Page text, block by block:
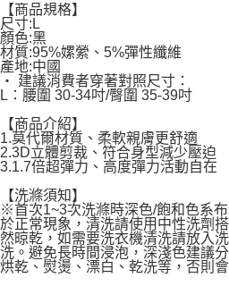
每筆NT$60，滿NT$599(含以上)免運費
宅配
每筆NT$120，滿NT$1,999(含以上)免
【商品規格】
尺寸:L
顏色:黑
材質:95%嫘縈、5%彈性纖維
產地:中國
‧ 建議消費者穿著對照尺寸：
L：腰圍 30-34吋/臀圍 35-39吋
【商品介紹】
1.莫代爾材質、柔軟親膚更舒適
2.3D立體剪裁、符合身型減少壓迫
3.1.7倍超彈力、高度彈力活動自在
【洗滌須知】
※首次1~3次洗滌時深色/飽和色系
於正常現象，清洗請使用中性洗劑
然晾乾，如需要洗衣機清洗請放入
洗。避免長時間浸泡，深淺色建議
烘乾、熨燙、漂白、乾洗等，否則